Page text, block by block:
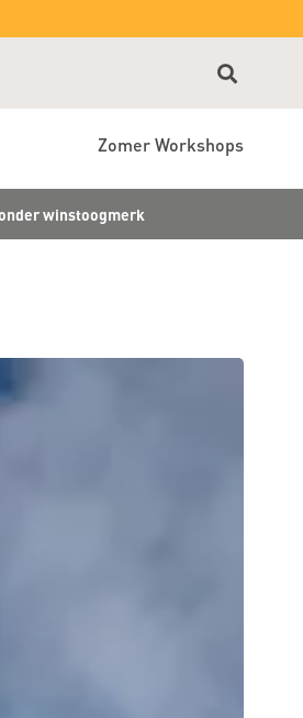
Zomer Workshops
winstoogmerk